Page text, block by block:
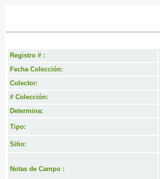
Registro # :
Fecha Colección:
Colector:
# Colección:
Determina:
Tipo:
Sitio:
Notas de Campo :